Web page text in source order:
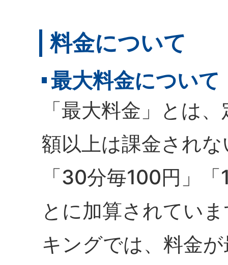
料金について
最大料金について
「最大料金」とは
額以上は課金され
「30分毎100円」
とに加算されてい
キングでは、料金